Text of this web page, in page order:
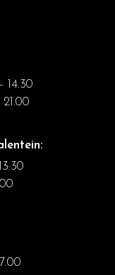
14.30